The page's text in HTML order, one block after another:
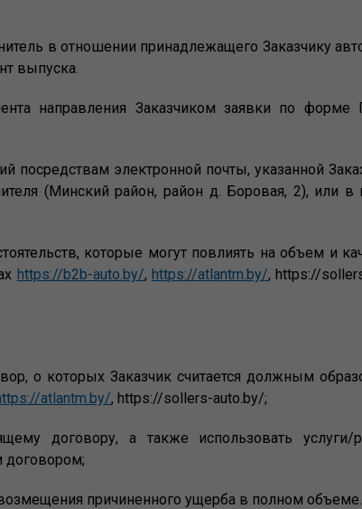
в отношении принадлежащего Заказчику
выпуска.
направления Заказчиком заявки по
посредствам электронной почты, указанной
(Минский район, район д. Боровая, 2), или в
которые могут повлиять на объем и
https://b2b-auto.by/, https://atlantm.by/, https://
о которых Заказчик считается должным
atlantm.by/, https://sollers-auto.by/;
договору, а также использовать услуги/
договором;
причиненного ущерба в полном объеме.